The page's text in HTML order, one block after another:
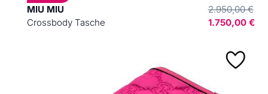
MIU MIU
Crossbody Tasche
2.950,00 €
1.750,00 €